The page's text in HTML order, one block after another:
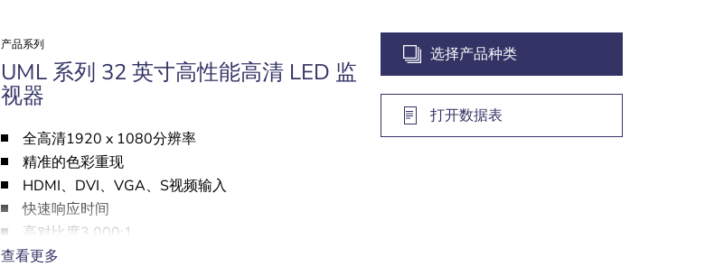
产品系列
UML 系列 32 英寸高性能高清 LED 监
视器
全高清1920 x 1080分辨率
精准的色彩重现
HDMI、DVI、VGA、S视频输入
快速响应时间
高对比度3,000:1
彩色增强引擎和内置扬声器
查看更多
选择产品种类
打开数据表